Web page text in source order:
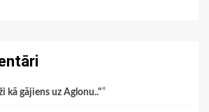
kā gājiens uz Aglonu.."”